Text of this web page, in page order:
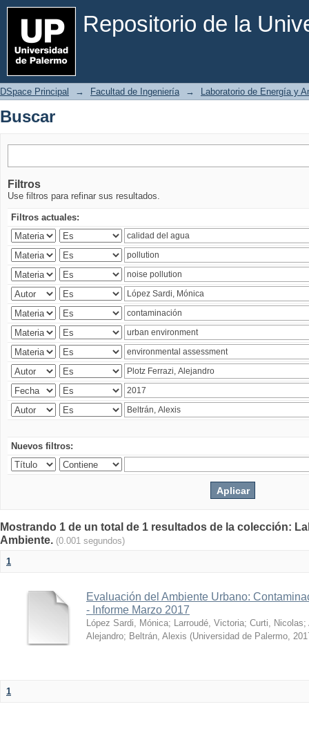
Repositorio de la
Buscar
DSpace Principal → Facultad de Ingeniería → Laboratorio de Energía y
Buscar
Filtros
Use filtros para refinar sus resultados.
Filtros actuales:
Nuevos filtros:
Mostrando 1 de un total de 1 resultados de la colección:
Ambiente. (0.001 segundos)
1
Evaluación del Ambiente Urbano:
- Informe Marzo 2017
López Sardi, Mónica; Larroudé, Victoria; Curti, Nicolas;
Alejandro; Beltrán, Alexis (Universidad de Palermo,
1